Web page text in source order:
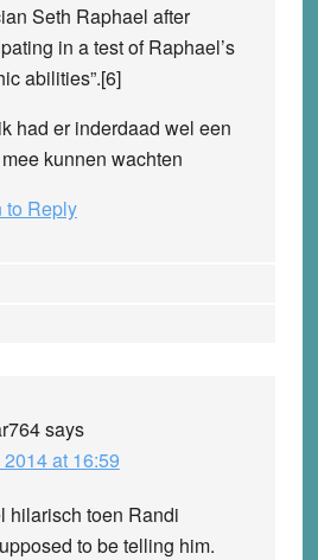
Seth Raphael after
in a test of Raphael’s
abilities”.[6]
had er inderdaad wel een
kunnen wachten
to Reply
says
at 16:59
hilarisch toen Randi
to be telling him.